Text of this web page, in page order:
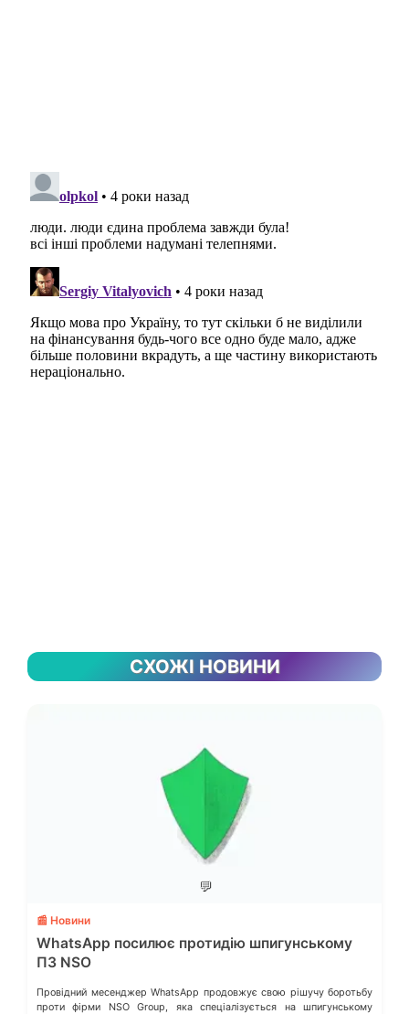
СХОЖІ НОВИНИ
💬
📰 Новини
WhatsApp посилює протидію шпигунському
ПЗ NSO
Провідний месенджер WhatsApp продовжує свою рішучу боротьбу
проти фірми NSO Group, яка спеціалізується на шпигунському